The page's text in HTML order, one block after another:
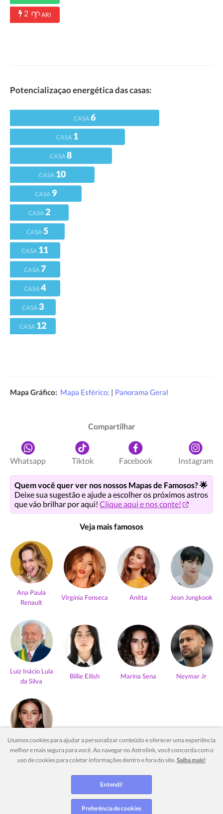
2 ARI
Potencializaçao energética das casas:
CASA6
CASA 1
CASA8
CASA 10
CASA 9
CASA2
CASA5
CASA 11
CASA7
CASA4
CASA 3
CASA 12
Mapa Gráfico: Mapa Esférico: | Panorama Geral
Compartilhar
Whatsapp Tiktok Facebook Instagram
Quem você quer ver nos nossos Mapas de Famosos? 🌟
Deixe sua sugestão e ajude a escolher os próximos astros
que vão brilhar por aqui! Clique aqui e nos conte!
Veja mais famosos
Ana Paula
Renault
Virgínia Fonseca Anitta Jeon Jungkook
Luiz Inácio Lula
da Silva
Billie Eilish Marina Sena Neymar Jr
Bruna
Marquezine
Ver mais
Usamos cookies para ajudar a personalizar conteúdo e oferecer uma experiência
melhor e mais segura para você. Ao navegar no Astrolink, você concorda com o
uso de cookies para coletar informações dentro e fora do site. Saiba mais!
Entendi!
Preferência de cookies